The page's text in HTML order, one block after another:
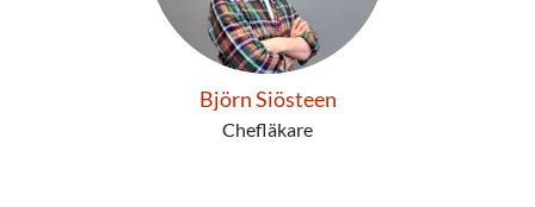
Björn Siösteen
Chefläkare